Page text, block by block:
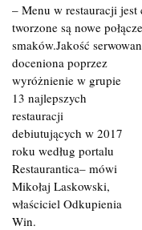
– Menu w restauracji
tworzone są nowe
smaków.Jakość
doceniona poprzez
wyróżnienie w grupie
13 najlepszych
restauracji
debiutujących w 2017
roku według portalu
Restaurantica– mówi
Mikołaj Laskowski,
właściciel Odkupienia
Win.